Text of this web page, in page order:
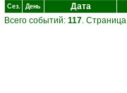
Сез. День
Дата
Всего событий: 117. Страница